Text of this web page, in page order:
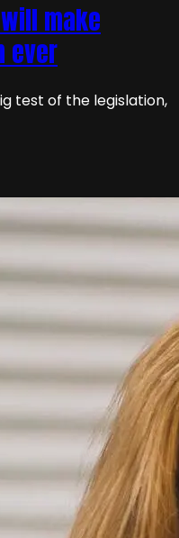
make
ever
test of the legislation,